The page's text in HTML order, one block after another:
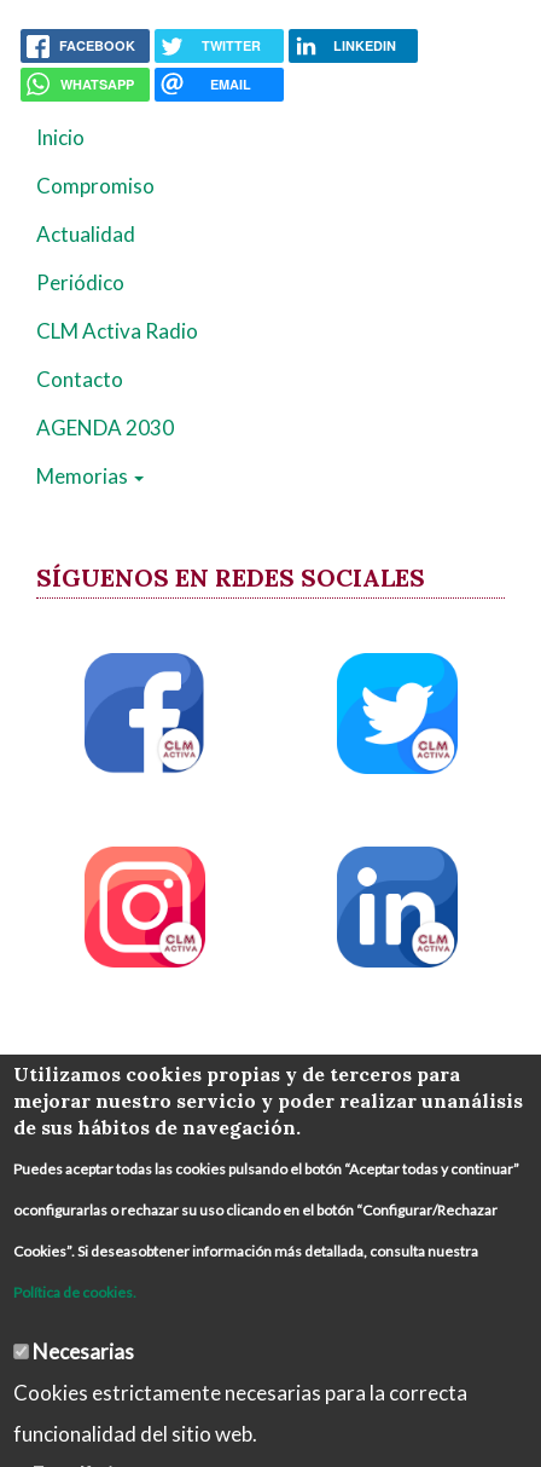
FACEBOOK TWITTER LINKEDIN
WHATSAPP EMAIL
Navegación
principal
Inicio
Compromiso
Actualidad
Periódico
CLM Activa Radio
Contacto
AGENDA 2030
Memorias
SÍGUENOS EN REDES SOCIALES
COLABORA
Utilizamos cookies propias y de terceros para
mejorar nuestro servicio y poder realizar unanálisis
de sus hábitos de navegación.
Puedes aceptar todas las cookies pulsando el botón “Aceptar todas y continuar”
oconfigurarlas o rechazar su uso clicando en el botón “Configurar/Rechazar
Cookies”. Si deseasobtener información más detallada, consulta nuestra
Política de cookies.
Necesarias
Cookies estrictamente necesarias para la correcta
funcionalidad del sitio web.